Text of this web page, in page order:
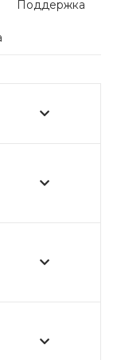
максимум
клиентов
Поддержка